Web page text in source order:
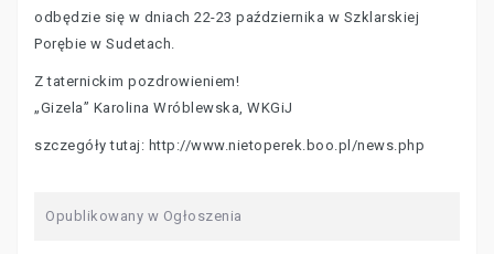
odbędzie się w dniach 22-23 października w Szklarskiej
Porębie w Sudetach.
Z taternickim pozdrowieniem!
„Gizela” Karolina Wróblewska, WKGiJ
szczegóły tutaj: http://www.nietoperek.boo.pl/news.php
Opublikowany w Ogłoszenia